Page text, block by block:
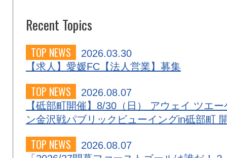
Recent Topics
TOP NEWS
2026.03.30
【求人】愛媛FC【法人営業】募集
TOP NEWS
2026.08.07
【砥部町開催】8/30（日） アウェイ ツエー
ン金沢戦パブリックビューイングin砥部町
TOP NEWS
2026.08.07